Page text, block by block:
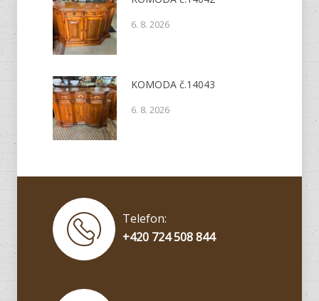
6. 8. 2026
KOMODA č.14043
6. 8. 2026
Telefon:
+420 724 508 844